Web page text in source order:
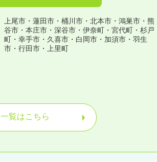
上尾市・蓮田市・桶川市・北本市・鴻巣市・熊
谷市・本庄市・深谷市・伊奈町・宮代町・杉戸
町・幸手市・久喜市・白岡市・加須市・羽生
市・行田市・上里町
一覧はこちら